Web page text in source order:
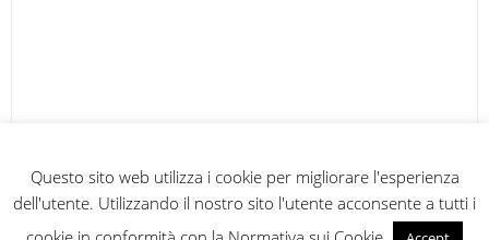
Questo sito web utilizza i cookie per migliorare l'esperienza
dell'utente. Utilizzando il nostro sito l'utente acconsente a tutti i